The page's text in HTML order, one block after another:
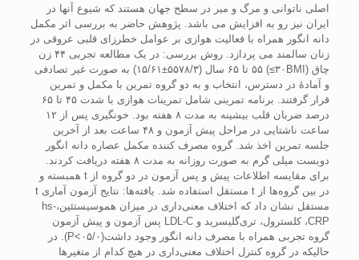
اصلی ناتوانی و مرگ و مير در سطح جهان هستند که شيوع آنها در
ايران نيز رو به افزايش می باشد. پژوهش حاضر به بررسی اثر مکمل
دانه انگور همراه با فعاليت هوازی بر عوامل خطرزای قلبی عروقی در
زنان سالمند می پردازد. روش بررسی: در يک مطالعه تجربی ۴۴ زن
چاق (۳۰BMI≥) ۵۵ تا ۶۵ سال (۵۵۷۸/۳±۱۵/۶۱) به صورت غير تصادفی
و آمادۀ در دسترس، انتخاب و به دو گروه تمرين با مکمل و تمرين
قرار گرفتند. برنامه تمرينی شامل تمرينات هوازی با شدت ۴۵ تا ۶۵
درصد ضربان قلب بيشينه به مدت ۸ هفته بود. خونگيری پس از ۱۲
ساعت ناشتايی در مراحل پيش آزمون و ۴۸ ساعت بعد از آخرين
جلسه تمرين اخذ شد. گروه مصرف کننده مکمل عصاره دانه انگور
دويست ميلی گرم به صورت روزانه به مدت ۸ هفته دريافت کردند.
برای مقايسه اطلاعات پيش و پس آزمون در دو گروه از t همبسته و
در بين گروه‌ها از t مستقل استفاده شد. يافته‌ها: نتايج آزمون آماری t
مستقل نشان داد که اختلاف معنی‌داری در ميزان هموسيستئين،hs-
CRP، کلسترول، تری‌گليسريد و LDL-C پس آزمون و پيش آزمون
گروه تجربی همراه با مصرف دانه انگور وجود داشت(۰۵/۰>P). در
حاليکه در گروه کنترل اختلاف معنی‌داری در هيچ کدام از متغيرها